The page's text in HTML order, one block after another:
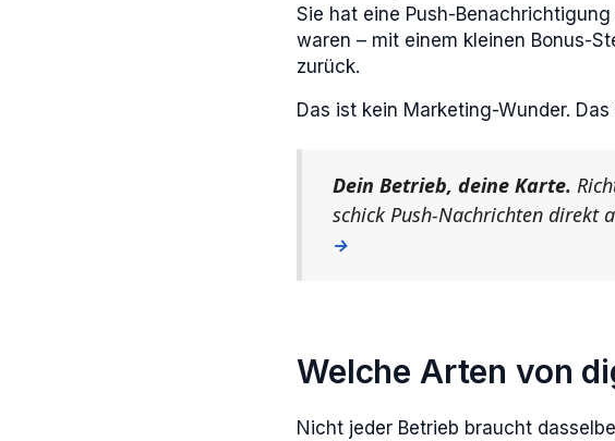
Sie hat eine Push-
waren – mit einem kleinen Bonus-
zurück.
Das ist kein Marketing-Wunder.
Dein Betrieb, deine Karte.
schick Push-Nachrichten direkt
→
Welche Arten von
Nicht jeder Betrieb braucht